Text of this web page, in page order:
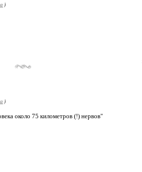
)
)
около 75 километров (!) нервов"